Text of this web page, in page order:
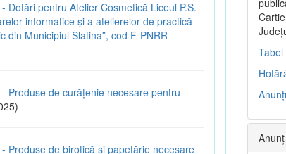
Dotări pentru Atelier Cosmetică Liceul P.S.
informatice și a atelierelor de practică
Municipiul Slatina”, cod F-PNRR-
Produse de curățenie necesare pentru
Produse de birotică și papetărie necesare